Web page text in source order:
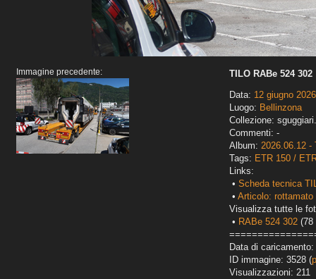
Immagine precedente:
TILO RABe 524 302
Data: 12 giugno 2026
Luogo: Bellinzona
Collezione:
Commenti: -
Album: 2026.06.12 -
Tags: ETR 150 /
Links:
• Scheda tecnica
• Articolo:
Visualizza tutte le
• RABe 524 302 (78
Data di
ID immagine: 3528 (
Visualizzazioni: 211